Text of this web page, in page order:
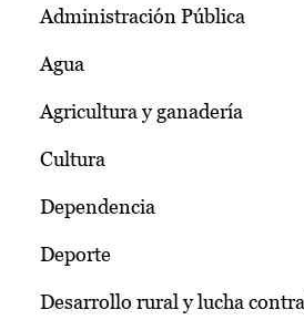
Administración Pública
Agua
Agricultura y ganadería
Cultura
Dependencia
Deporte
Desarrollo rural y lucha